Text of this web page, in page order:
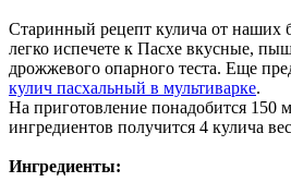
Старинный рецепт кулича от наших
легко испечете к Пасхе вкусные,
дрожжевого опарного теста. Еще
кулич пасхальный в мультиварке.
На приготовление понадобится 150
ингредиентов получится 4 кулича
Ингредиенты: